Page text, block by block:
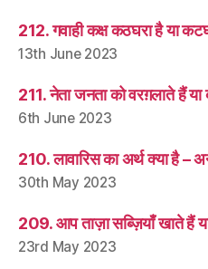
212. गवाही कक्ष कठघरा है या
13th June 2023
211. नेता जनता को वरग़लाते हैं या
6th June 2023
210. लावारिस का अर्थ क्या है –
30th May 2023
209. आप ताज़ा सब्ज़ियाँ खाते हैं
23rd May 2023